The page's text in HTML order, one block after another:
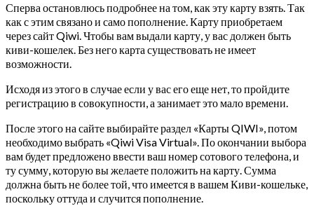
Сперва остановлюсь подробнее на том, как эту карту взять. Так
как с этим связано и само пополнение. Карту приобретаем
через сайт Qiwi. Чтобы вам выдали карту, у вас должен быть
киви-кошелек. Без него карта существовать не имеет
возможности.
Исходя из этого в случае если у вас его еще нет, то пройдите
регистрацию в совокупности, а занимает это мало времени.
После этого на сайте выбирайте раздел «Карты QIWI», потом
необходимо выбрать «Qiwi Visa Virtual». По окончании выбора
вам будет предложено ввести ваш номер сотового телефона, и
ту сумму, которую вы желаете положить на карту.Сумма
должна быть не более той, что имеется в вашем Киви-кошельке,
поскольку оттуда и случится пополнение.